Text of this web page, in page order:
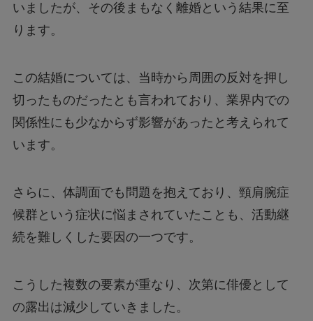
いましたが、その後まもなく離婚という結果に至
ります。
この結婚については、当時から周囲の反対を押し
切ったものだったとも言われており、業界内での
関係性にも少なからず影響があったと考えられて
います。
さらに、体調面でも問題を抱えており、頸肩腕症
候群という症状に悩まされていたことも、活動継
続を難しくした要因の一つです。
こうした複数の要素が重なり、次第に俳優として
の露出は減少していきました。